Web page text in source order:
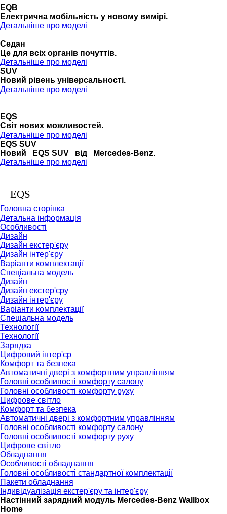
EQB
Електрична мобільність у новому вимірі.
Детальніше про моделі
Седан
Це для всіх органів почуттів.
Детальніше про моделі
SUV
Новий рівень універсальності.
Детальніше про моделі
EQS
Cвіт нових можливостей.
Детальніше про моделі
EQS SUV
Новий EQS SUV від Mercedes-Benz.
Детальніше про моделі
EQS
Головна сторінка
Детальна інформація
Особливості
Дизайн
Дизайн екстер'єру
Дизайн інтер'єру
Варіанти комплектації
Спеціальна модель
Дизайн
Дизайн екстер'єру
Дизайн інтер'єру
Варіанти комплектації
Спеціальна модель
Технології
Технології
Зарядка
Цифровий інтер'єр
Комфорт та безпека
Автоматичні двері з комфортним управлінням
Головні особливості комфорту салону
Головні особливості комфорту руху
Цифрове світло
Комфорт та безпека
Автоматичні двері з комфортним управлінням
Головні особливості комфорту салону
Головні особливості комфорту руху
Цифрове світло
Обладнання
Особливості обладнання
Головні особливості стандартної комплектації
Пакети обладнання
Індивідуалізація екстер'єру та інтер'єру
Настінний зарядний модуль Mercedes-Benz Wallbox
Home